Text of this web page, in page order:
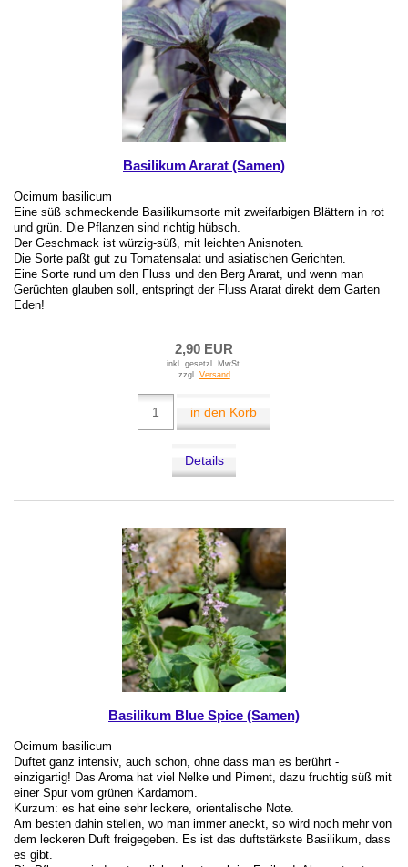
Basilikum Ararat (Samen)
Ocimum basilicum
Eine süß schmeckende Basilikumsorte mit zweifarbigen Blättern in rot
und grün. Die Pflanzen sind richtig hübsch.
Der Geschmack ist würzig-süß, mit leichten Anisnoten.
Die Sorte paßt gut zu Tomatensalat und asiatischen Gerichten.
Eine Sorte rund um den Fluss und den Berg Ararat, und wenn man
Gerüchten glauben soll, entspringt der Fluss Ararat direkt dem Garten
Eden!
2,90 EUR
inkl. gesetzl. MwSt.
zzgl. Versand
in den Korb
Details
Basilikum Blue Spice (Samen)
Ocimum basilicum
Duftet ganz intensiv, auch schon, ohne dass man es berührt -
einzigartig! Das Aroma hat viel Nelke und Piment, dazu fruchtig süß mit
einer Spur vom grünen Kardamom.
Kurzum: es hat eine sehr leckere, orientalische Note.
Am besten dahin stellen, wo man immer aneckt, so wird noch mehr von
dem leckeren Duft freigegeben. Es ist das duftstärkste Basilikum, dass
es gibt.